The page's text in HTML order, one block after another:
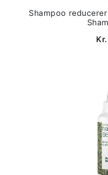
Shampoo